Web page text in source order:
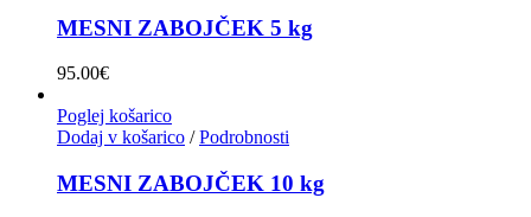
MESNI ZABOJČEK 5 kg
95.00€
Poglej košarico
Dodaj v košarico / Podrobnosti
MESNI ZABOJČEK 10 kg